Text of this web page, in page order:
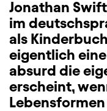
Jonathan
im
als
eigentlich
absurd die
erscheint,